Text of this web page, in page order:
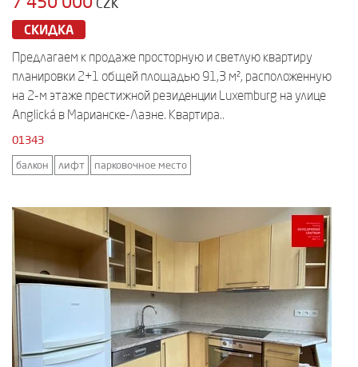
CZK
СКИДКА
Предлагаем к продаже просторную и светлую квартиру
планировки 2+1 общей площадью 91,3 м², расположенную
на 2-м этаже престижной резиденции Luxemburg на улице
Anglická в Марианске-Лазне. Квартира..
01343
балкон лифт парковочное место